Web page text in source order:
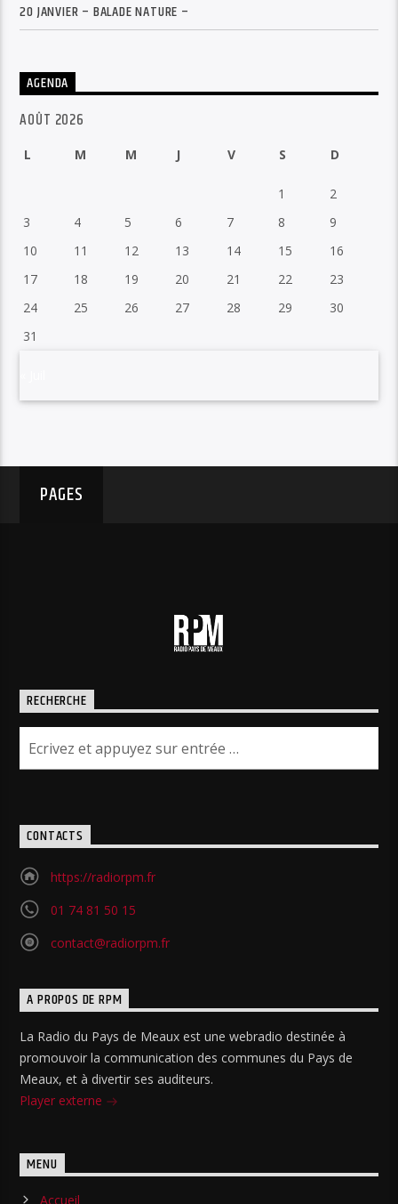
20 JANVIER – BALADE NATURE –
AGENDA
AOÛT 2026
L M M J V S D
1
2
3
4 5 6 7 8
9
10
11 12 13 14 15
16
17
18 19 20 21 22
23
24
25 26 27 28 29
30
31
PAGES
RECHERCHE
CONTACTS
https://radiorpm.fr
01 74 81 50 15
contact@radiorpm.fr
A PROPOS DE RPM
La Radio du Pays de Meaux est une webradio destinée à
promouvoir la communication des communes du Pays de
Meaux, et à divertir ses auditeurs.
Player externe
MENU
Accueil